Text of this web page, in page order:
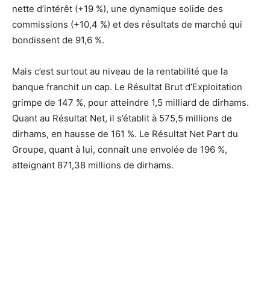
nette d’intérêt (+19 %), une dynamique solide des
commissions (+10,4 %) et des résultats de marché qui
bondissent de 91,6 %.
Mais c’est surtout au niveau de la rentabilité que la
banque franchit un cap. Le Résultat Brut d’Exploitation
grimpe de 147 %, pour atteindre 1,5 milliard de dirhams.
Quant au Résultat Net, il s’établit à 575,5 millions de
dirhams, en hausse de 161 %. Le Résultat Net Part du
Groupe, quant à lui, connaît une envolée de 196 %,
atteignant 871,38 millions de dirhams.